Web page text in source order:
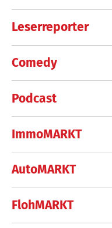
Leserreporter
Comedy
Podcast
ImmoMARKT
AutoMARKT
FlohMARKT